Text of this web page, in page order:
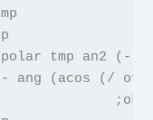
polar tmp an2 ( -
- ang ( acos ( / of
;ok2